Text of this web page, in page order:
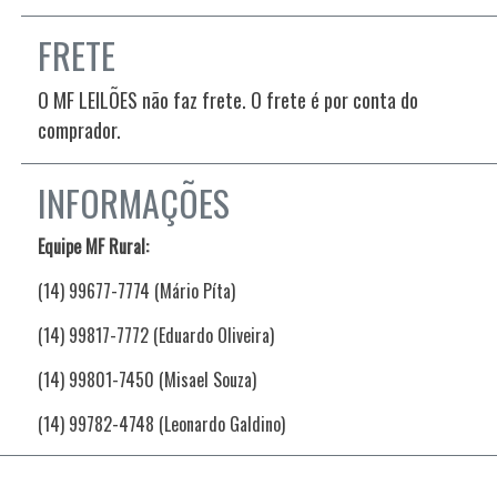
FRETE
O MF LEILÕES não faz frete. O frete é por conta do
comprador.
INFORMAÇÕES
Equipe MF Rural:
(14) 99677-7774 (Mário Píta)
(14) 99817-7772 (Eduardo Oliveira)
(14) 99801-7450 (Misael Souza)
(14) 99782-4748 (Leonardo Galdino)